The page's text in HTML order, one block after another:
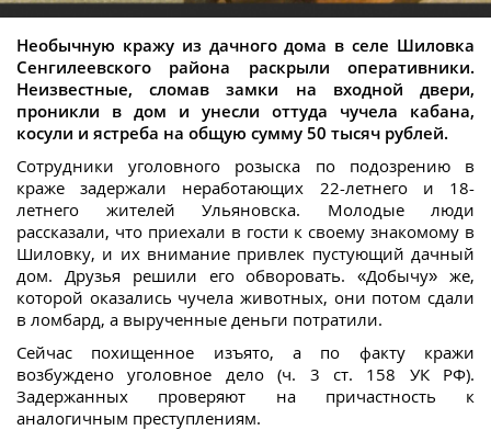
Необычную кражу из дачного дома в селе Шиловка
Сенгилеевского района раскрыли оперативники.
Неизвестные, сломав замки на входной двери,
проникли в дом и унесли оттуда чучела кабана,
косули и ястреба на общую сумму 50 тысяч рублей.
Сотрудники уголовного розыска по подозрению в
краже задержали неработающих 22-летнего и 18-
летнего жителей Ульяновска. Молодые люди
рассказали, что приехали в гости к своему знакомому в
Шиловку, и их внимание привлек пустующий дачный
дом. Друзья решили его обворовать. «Добычу» же,
которой оказались чучела животных, они потом сдали
в ломбард, а вырученные деньги потратили.
Сейчас похищенное изъято, а по факту кражи
возбуждено уголовное дело (ч. 3 ст. 158 УК РФ).
Задержанных проверяют на причастность к
аналогичным преступлениям.